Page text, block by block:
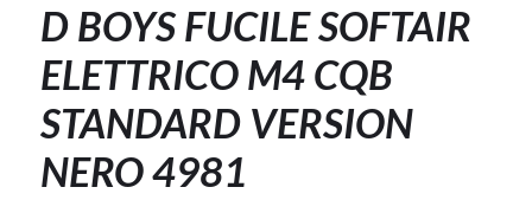
D BOYS FUCILE SOFTAIR
ELETTRICO M4 CQB
STANDARD VERSION
NERO 4981